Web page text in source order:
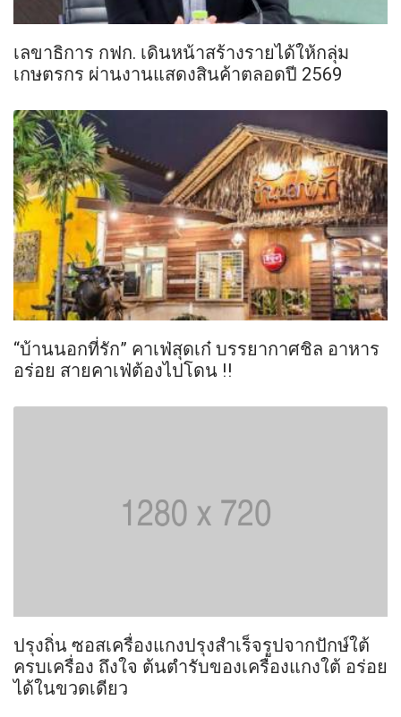
เลขาธิการ กฟก. เดินหน้าสร้างรายได้ให้กลุ่ม
เกษตรกร ผ่านงานแสดงสินค้าตลอดปี 2569
“บ้านนอกที่รัก” คาเฟ่สุดเก๋ บรรยากาศชิล อาหาร
อร่อย สายคาเฟ่ต้องไปโดน !!
ปรุงถิ่น ซอสเครื่องแกงปรุงสำเร็จรูปจากปักษ์ใต้
ครบเครื่อง ถึงใจ ต้นตำรับของเครื่องแกงใต้ อร่อย
ได้ในขวดเดียว